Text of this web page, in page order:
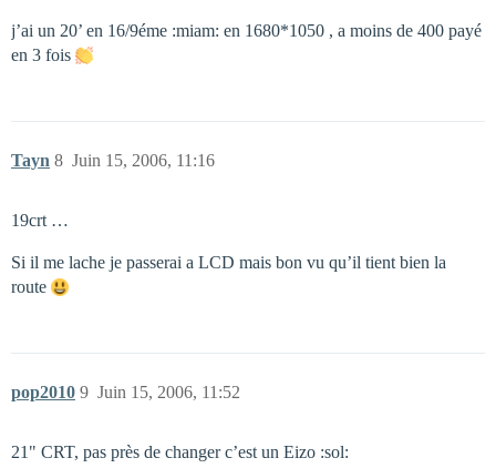
j’ai un 20’ en 16/9éme :miam: en 1680*1050 , a moins de 400 payé
en 3 fois
Tayn Juin 15, 2006, 11:16
8
19crt …
Si il me lache je passerai a LCD mais bon vu qu’il tient bien la
route
pop2010 Juin 15, 2006, 11:52
9
21" CRT, pas près de changer c’est un Eizo :sol: